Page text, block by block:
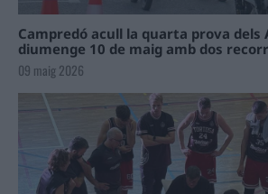
Campredó acull la quarta prova dels
diumenge 10 de maig amb dos
09 maig 2026